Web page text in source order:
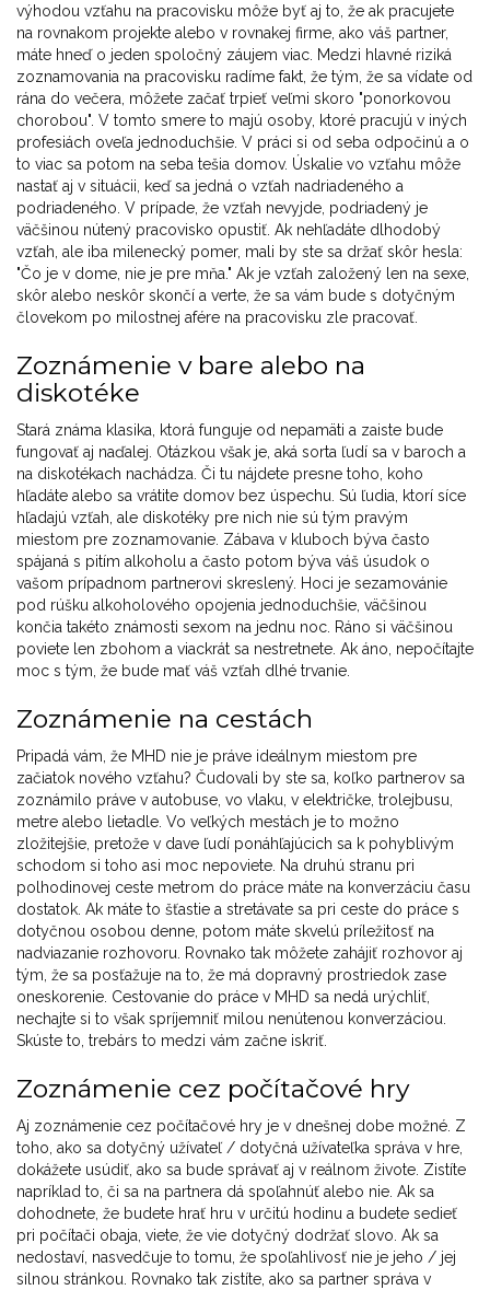
výhodou vzťahu na pracovisku môže byť aj to, že ak pracujete
na rovnakom projekte alebo v rovnakej firme, ako váš partner,
máte hneď o jeden spoločný záujem viac. Medzi hlavné riziká
zoznamovania na pracovisku radíme fakt, že tým, že sa vídate od
rána do večera, môžete začať trpieť veľmi skoro "ponorkovou
chorobou". V tomto smere to majú osoby, ktoré pracujú v iných
profesiách oveľa jednoduchšie. V práci si od seba odpočinú a o
to viac sa potom na seba tešia domov. Úskalie vo vzťahu môže
nastať aj v situácii, keď sa jedná o vzťah nadriadeného a
podriadeného. V prípade, že vzťah nevyjde, podriadený je
väčšinou nútený pracovisko opustiť. Ak nehľadáte dlhodobý
vzťah, ale iba milenecký pomer, mali by ste sa držať skôr hesla:
"Čo je v dome, nie je pre mňa." Ak je vzťah založený len na sexe,
skôr alebo neskôr skončí a verte, že sa vám bude s dotyčným
človekom po milostnej afére na pracovisku zle pracovať.
Zoznámenie v bare alebo na
diskotéke
Stará známa klasika, ktorá funguje od nepamäti a zaiste bude
fungovať aj naďalej. Otázkou však je, aká sorta ľudí sa v baroch a
na diskotékach nachádza. Či tu nájdete presne toho, koho
hľadáte alebo sa vrátite domov bez úspechu. Sú ľudia, ktorí síce
hľadajú vzťah, ale diskotéky pre nich nie sú tým pravým
miestom pre zoznamovanie. Zábava v kluboch býva často
spájaná s pitím alkoholu a často potom býva váš úsudok o
vašom prípadnom partnerovi skreslený. Hoci je sezamovánie
pod rúšku alkoholového opojenia jednoduchšie, väčšinou
končia takéto známosti sexom na jednu noc. Ráno si väčšinou
poviete len zbohom a viackrát sa nestretnete. Ak áno, nepočítajte
moc s tým, že bude mať váš vzťah dlhé trvanie.
Zoznámenie na cestách
Pripadá vám, že MHD nie je práve ideálnym miestom pre
začiatok nového vzťahu? Čudovali by ste sa, koľko partnerov sa
zoznámilo práve v autobuse, vo vlaku, v električke, trolejbusu,
metre alebo lietadle. Vo veľkých mestách je to možno
zložitejšie, pretože v dave ľudí ponáhľajúcich sa k pohyblivým
schodom si toho asi moc nepoviete. Na druhú stranu pri
polhodinovej ceste metrom do práce máte na konverzáciu času
dostatok. Ak máte to šťastie a stretávate sa pri ceste do práce s
dotyčnou osobou denne, potom máte skvelú príležitosť na
nadviazanie rozhovoru. Rovnako tak môžete zahájiť rozhovor aj
tým, že sa posťažuje na to, že má dopravný prostriedok zase
oneskorenie. Cestovanie do práce v MHD sa nedá urýchliť,
nechajte si to však spríjemniť milou nenútenou konverzáciou.
Skúste to, trebárs to medzi vám začne iskriť.
Zoznámenie cez počítačové hry
Aj zoznámenie cez počítačové hry je v dnešnej dobe možné. Z
toho, ako sa dotyčný užívateľ / dotyčná užívateľka správa v hre,
dokážete usúdiť, ako sa bude správať aj v reálnom živote. Zistíte
napríklad to, či sa na partnera dá spoľahnúť alebo nie. Ak sa
dohodnete, že budete hrať hru v určitú hodinu a budete sedieť
pri počítači obaja, viete, že vie dotyčný dodržať slovo. Ak sa
nedostaví, nasvedčuje to tomu, že spoľahlivosť nie je jeho / jej
silnou stránkou. Rovnako tak zistíte, ako sa partner správa v